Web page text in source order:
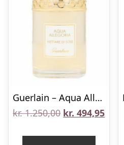
Guerlain – Aqua Allegoria Nettare Di Sole – 125 ml – Edt
kr.1.250,00 Den
kr. 494,95Den